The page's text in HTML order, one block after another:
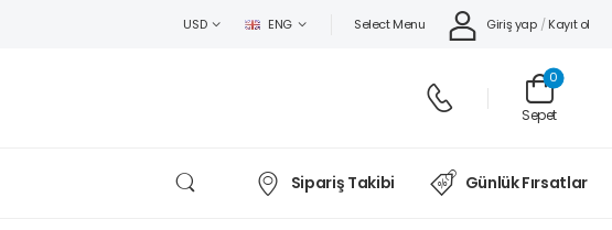
USD ENG Select Menu Giriş yap / Kayıt ol
Sepet
0
Sipariş Takibi Günlük Fırsatlar